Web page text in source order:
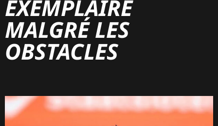
EXEMPLAIRE
MALGRÉ LES
OBSTACLES